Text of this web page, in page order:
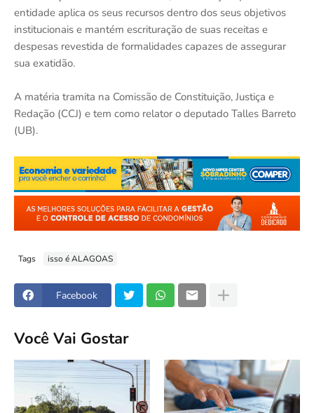
entidade aplica os seus recursos dentro dos seus objetivos
institucionais e mantém escrituração de suas receitas e
despesas revestida de formalidades capazes de assegurar
sua exatidão.
A matéria tramita na Comissão de Constituição, Justiça e
Redação (CCJ) e tem como relator o deputado Talles Barreto
(UB).
Tags isso é ALAGOAS
Facebook
Você Vai Gostar